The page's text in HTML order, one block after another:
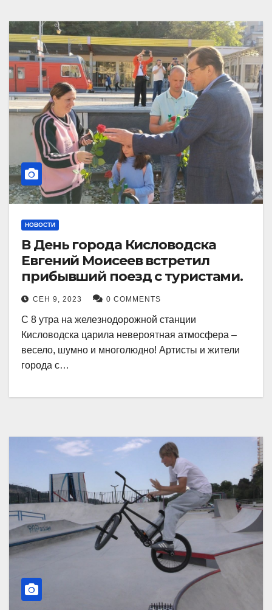
НОВОСТИ
В День города Кисловодска
Евгений Моисеев встретил
прибывший поезд с туристами.
СЕН 9, 2023 0 COMMENTS
С 8 утра на железнодорожной станции
Кисловодска царила невероятная атмосфера –
весело, шумно и многолюдно! Артисты и жители
города с…